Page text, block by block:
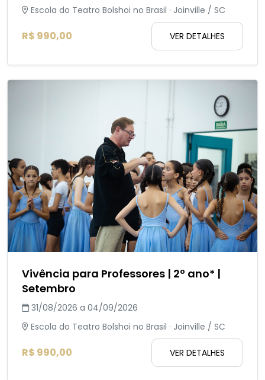
Escola do Teatro Bolshoi no Brasil · Joinville / SC
R$ 990,00 VER DETALHES
Vivência para Professores | 2º ano* |
Setembro
31/08/2026 a 04/09/2026
Escola do Teatro Bolshoi no Brasil · Joinville / SC
R$ 990,00 VER DETALHES